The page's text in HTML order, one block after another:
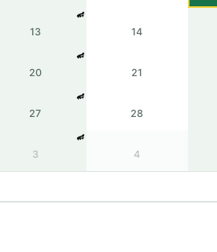
13 14
20 21
27 28
3 4